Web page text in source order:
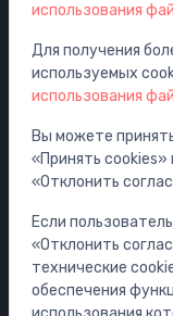
Распродажа
Смесители
Раковины
Унитазы
Ванны
Душ
Мебель
Инсталляции
Сифоны
использования
Для получения
используемых
использования
Вы можете
«Принять cookies»
«Отклонить
Если
«Отклонить
технические
обеспечения